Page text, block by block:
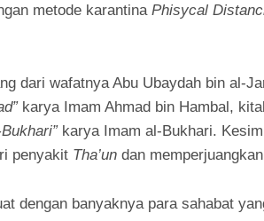
metode karantina Phisycal
dari wafatnya Abu Ubaydah bin al-
karya Imam Ahmad bin Hambal,
karya Imam al-Bukhari.
penyakit Tha’un dan
banyaknya para sahabat